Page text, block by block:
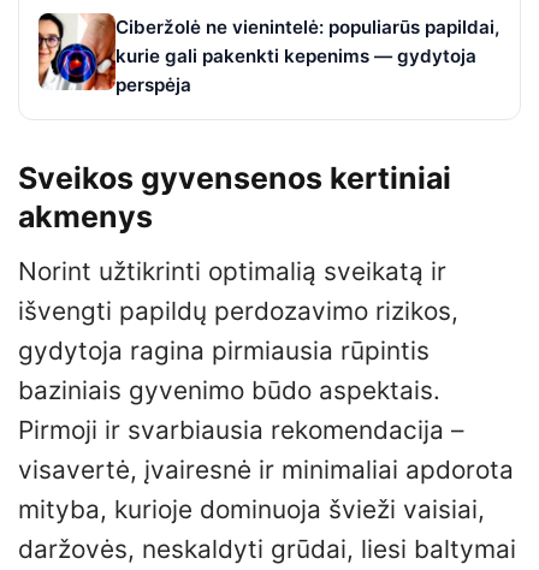
Ciberžolė ne vienintelė: populiarūs papildai,
kurie gali pakenkti kepenims — gydytoja
perspėja
Sveikos gyvensenos kertiniai
akmenys
Norint užtikrinti optimalią sveikatą ir
išvengti papildų perdozavimo rizikos,
gydytoja ragina pirmiausia rūpintis
baziniais gyvenimo būdo aspektais.
Pirmoji ir svarbiausia rekomendacija –
visavertė, įvairesnė ir minimaliai apdorota
mityba, kurioje dominuoja švieži vaisiai,
daržovės, neskaldyti grūdai, liesi baltymai